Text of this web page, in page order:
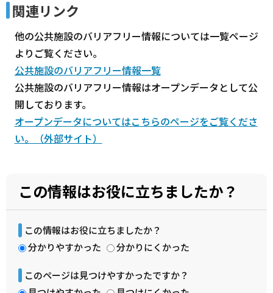
関連リンク
他の公共施設のバリアフリー情報については一覧ページ
よりご覧ください。
公共施設のバリアフリー情報一覧
公共施設のバリアフリー情報はオープンデータとして公
開しております。
オープンデータについてはこちらのページをご覧くださ
い。（外部サイト）
この情報はお役に立ちましたか？
この情報はお役に立ちましたか？
分かりやすかった
分かりにくかった
このページは見つけやすかったですか？